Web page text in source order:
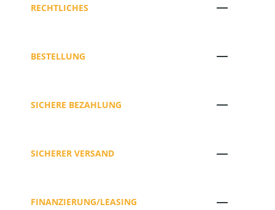
RECHTLICHES
BESTELLUNG
SICHERE BEZAHLUNG
SICHERER VERSAND
FINANZIERUNG/LEASING